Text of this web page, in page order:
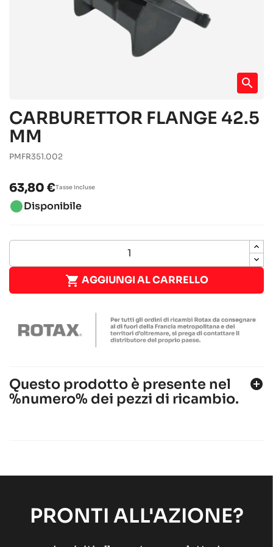
search
CARBURETTOR FLANGE 42.5
MM
PMFR351.002
63,80 €Tasse incluse
brightness_1Disponibile
 AGGIUNGI AL CARRELLO
Questo prodotto è presente nel
%numero% dei pezzi di ricambio.
add_circle
PRONTI ALL'AZIONE?